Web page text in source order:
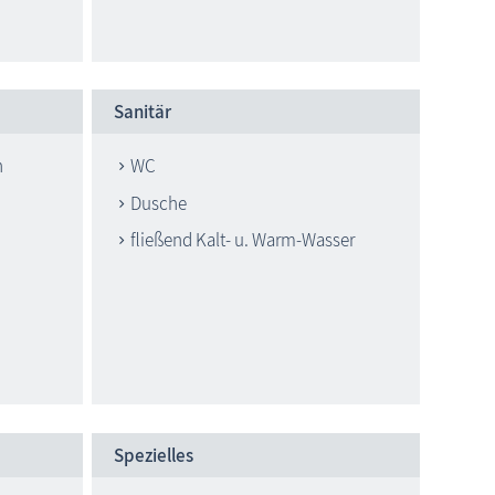
Sanitär
WC
Dusche
fließend Kalt- u. Warm-Wasser
Spezielles